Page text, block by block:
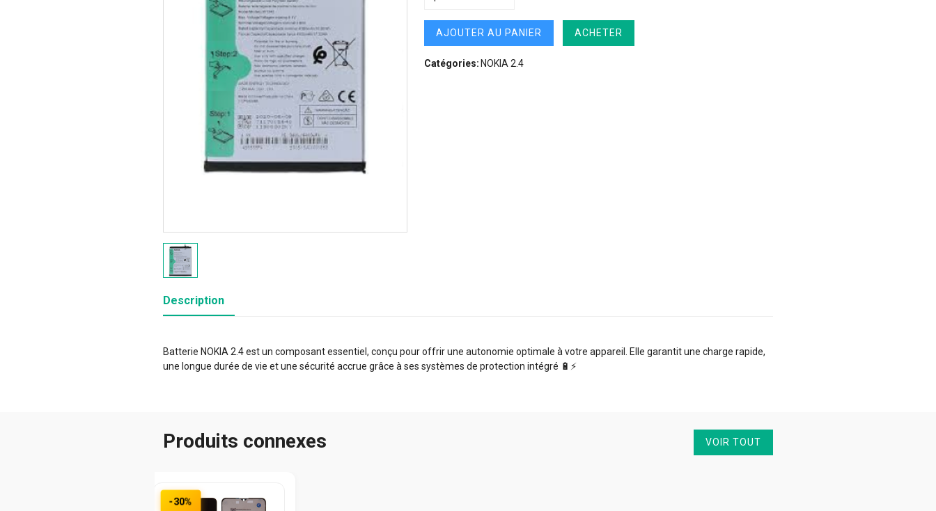
AJOUTER AU PANIER ACHETER
Catégories: NOKIA 2.4
Description
Batterie NOKIA 2.4 est un composant essentiel, conçu pour offrir une autonomie optimale à votre appareil. Elle garantit une charge rapide,
une longue durée de vie et une sécurité accrue grâce à ses systèmes de protection intégré 🔋⚡️
Produits connexes VOIR TOUT
-30%